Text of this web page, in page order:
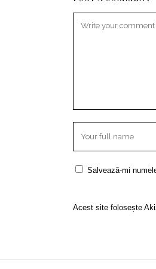
Salvează-mi
Acest site folosește